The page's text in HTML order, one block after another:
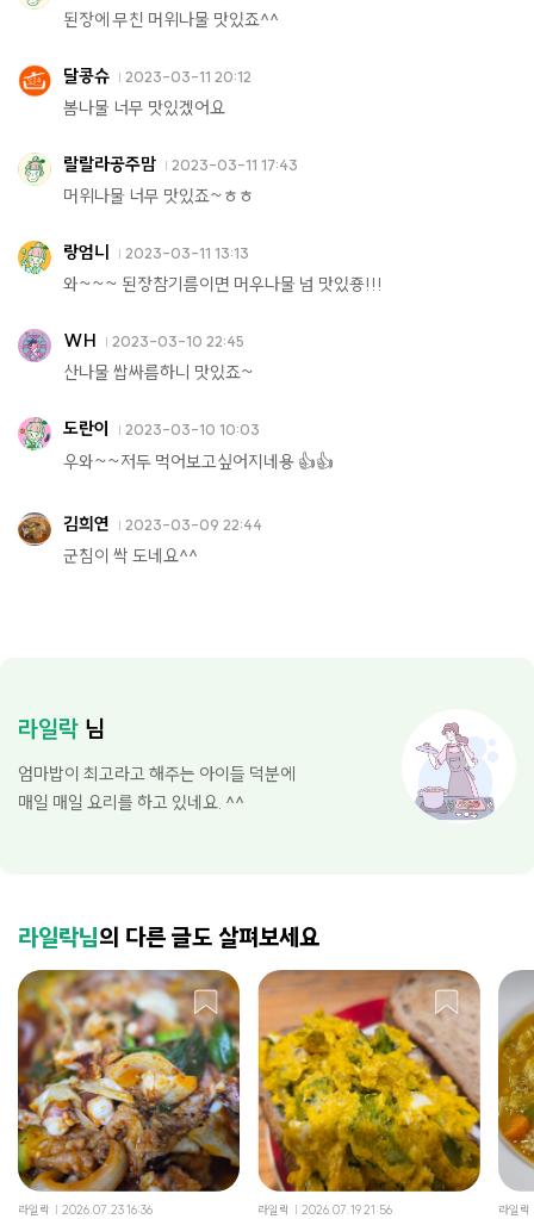
된장에 무친 머위나물 맛있죠^^
달콩슈 2023-03-11 20:12
봄나물 너무 맛있겠어요
랄랄라공주맘 2023-03-11 17:43
머위나물 너무 맛있죠~ㅎㅎ
랑엄니 2023-03-11 13:13
와~~~ 된장참기름이면 머우나물 넘 맛있죵!!!
WH 2023-03-10 22:45
산나물 쌉싸름하니 맛있죠~
도란이 2023-03-10 10:03
우와~~저두 먹어보고싶어지네용 👍👍
김희연 2023-03-09 22:44
군침이 싹 도네요^^
라일락 님
엄마밥이 최고라고 해주는 아이들 덕분에
매일 매일 요리를 하고 있네요. ^^
라일락님의 다른 글도 살펴보세요
라일락 2026.07.23 16:36 라일락 2026.07.19 21:56 라일락